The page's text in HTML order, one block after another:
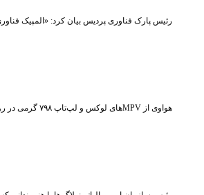
رئیس پارک فناوری پردیس بیان کرد: «المپیک
هواوی از MPVهای لوکس و لپ‌تاپ ۷۹۸ گرمی در رویداد ۵ اوت رونمایی کرد